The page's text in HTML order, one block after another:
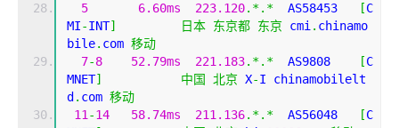
5
6.60ms 223.120.*.*
  AS58453
[C
MI-INT] 日本 东京都 东京 cmi . chinamo
bile. com 移动
7-8 52.79ms 221.183.*.*
  AS9808
[C
MNET] 中国 北京 X-I chinamobilelt
d . com 移动
11 -14 58.74ms 211.136.*.*
  AS56048
[C